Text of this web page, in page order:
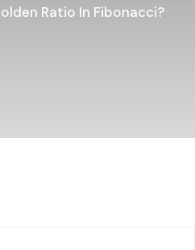
Ratio In Fibonacci?